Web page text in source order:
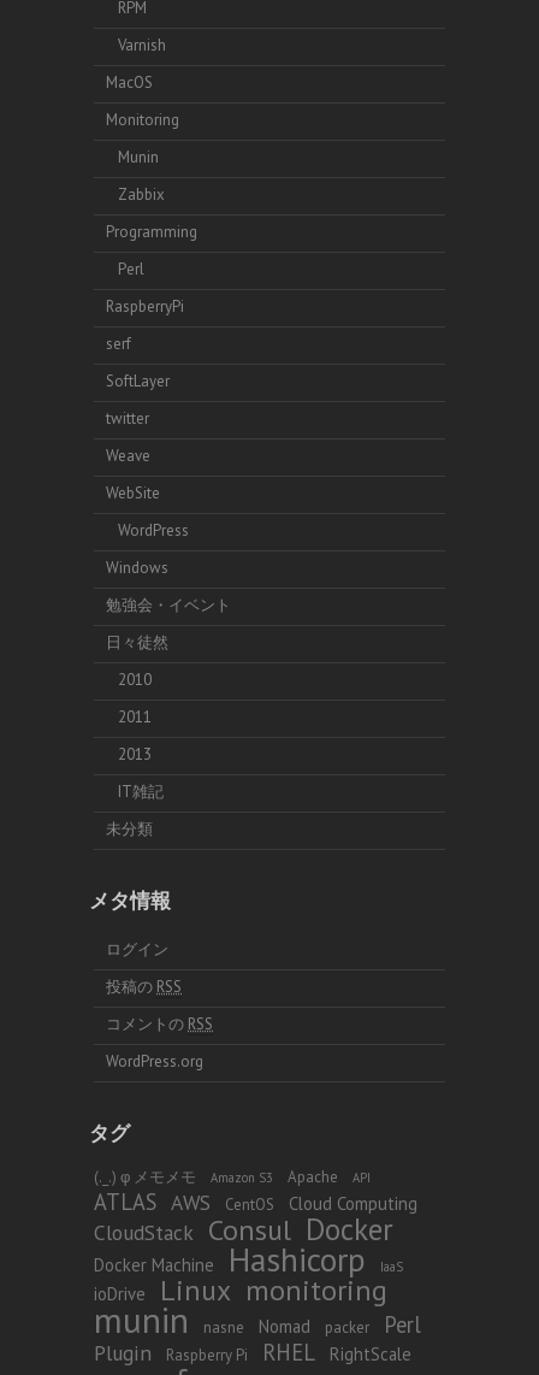
RPM
Varnish
MacOS
Monitoring
Munin
Zabbix
Programming
Perl
RaspberryPi
serf
SoftLayer
twitter
Weave
WebSite
WordPress
Windows
勉強会・イベント
日々徒然
2010
2011
2013
IT雑記
未分類
メタ情報
ログイン
投稿の RSS
コメントの RSS
WordPress.org
タグ
(._.) φ メモメモ Amazon S3 Apache API
ATLAS AWS CentOS Cloud Computing
CloudStack Consul Docker
Docker Machine Hashicorp IaaS
ioDrive Linux monitoring
munin nasne Nomad packer Perl
Plugin Raspberry Pi RHEL RightScale